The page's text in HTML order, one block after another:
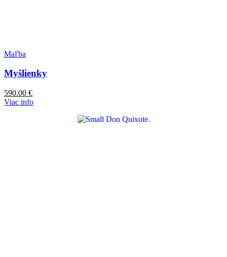
Maľba
Myšlienky
590.00 €
Viac info